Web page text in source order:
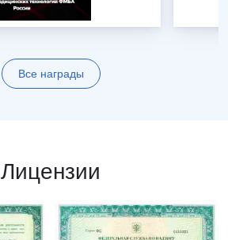
Все награды
Лицензии